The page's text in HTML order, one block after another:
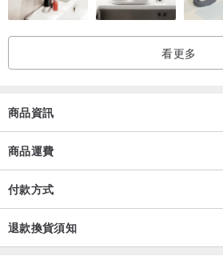
損壞。請小心處理。
（C）2014-2020沙夫*
看更多
商品資訊
商品運費
付款方式
退款換貨須知